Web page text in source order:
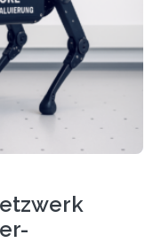
Datenübertragung
Da KI-Modelle
an neuen